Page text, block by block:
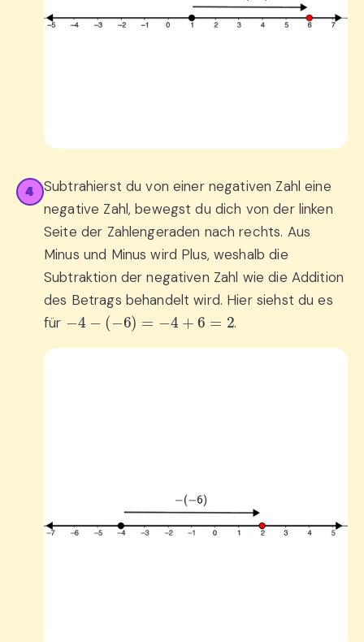
4
Subtrahierst du von einer negativen Zahl eine
negative Zahl, bewegst du dich von der linken
Seite der Zahlengeraden nach rechts. Aus
Minus und Minus wird Plus, weshalb die
Subtraktion der negativen Zahl wie die Addition
des Betrags behandelt wird. Hier siehst du es
für
4− 6 =− 2 .